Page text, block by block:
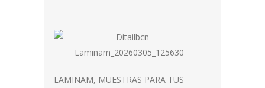
LAMINAM, MUESTRAS PARA TUS